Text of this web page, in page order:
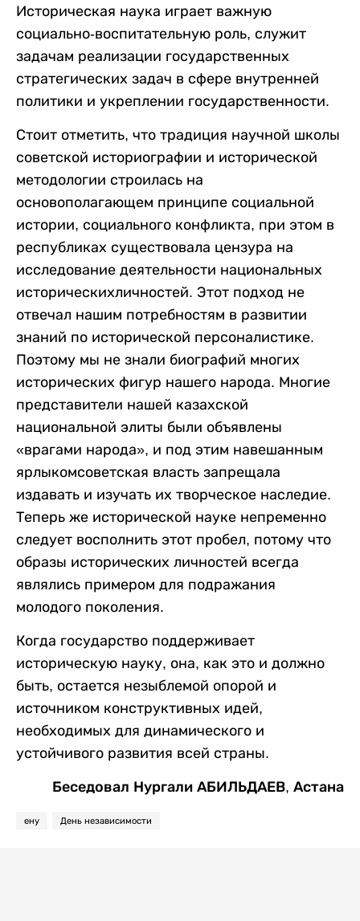
Историческая наука играет важную
социально-воспитательную роль, служит
задачам реализации государственных
стратегических задач в сфере внутренней
политики и укреплении государственности.
Стоит отметить, что традиция научной школы
советской историографии и исторической
методологии строилась на
основополагающем принципе социальной
истории, социального конфликта, при этом в
республиках существовала цензура на
исследование деятельности национальных
историческихличностей. Этот подход не
отвечал нашим потребностям в развитии
знаний по исторической персоналистике.
Поэтому мы не знали биографий многих
исторических фигур нашего народа. Многие
представители нашей казахской
национальной элиты были объявлены
«врагами народа», и под этим навешанным
ярлыкомсоветская власть запрещала
издавать и изучать их творческое наследие.
Теперь же исторической науке непременно
следует восполнить этот пробел, потому что
образы исторических личностей всегда
являлись примером для подражания
молодого поколения.
Когда государство поддерживает
историческую науку, она, как это и должно
быть, остается незыблемой опорой и
источником конструктивных идей,
необходимых для динамического и
устойчивого развития всей страны.
Беседовал Нургали АБИЛЬДАЕВ, Астана
ену День независимости